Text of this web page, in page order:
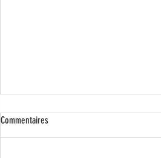
Commentaires